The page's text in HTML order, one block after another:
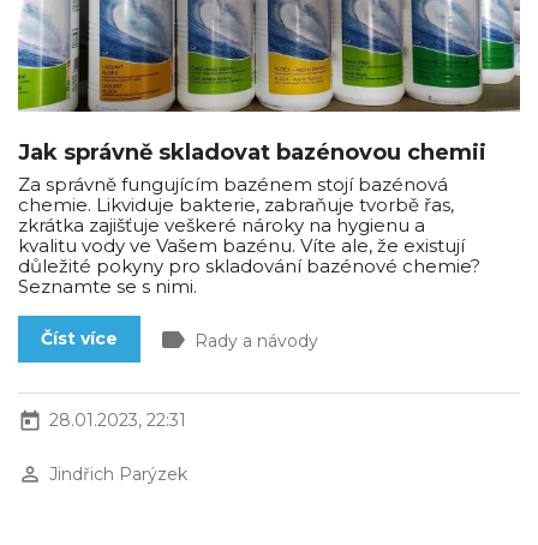
Jak správně skladovat bazénovou chemii
Za správně fungujícím bazénem stojí bazénová
chemie. Likviduje bakterie, zabraňuje tvorbě řas,
zkrátka zajišťuje veškeré nároky na hygienu a
kvalitu vody ve Vašem bazénu. Víte ale, že existují
důležité pokyny pro skladování bazénové chemie?
Seznamte se s nimi.
Číst více label Rady a návody
today 28.01.2023, 22:31
perm_identity Jindřich Parýzek